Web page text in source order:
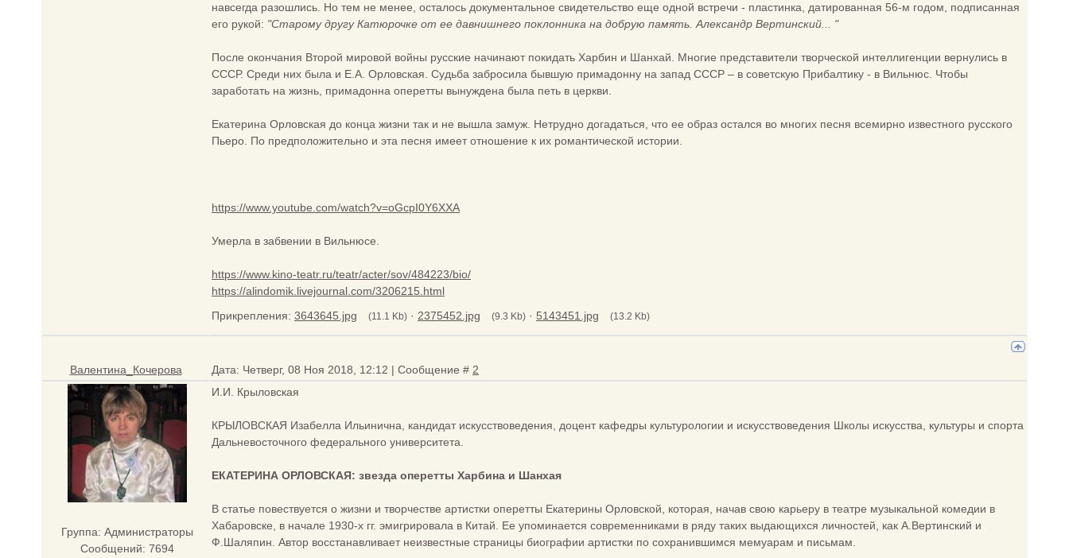
навсегда разошлись. Но тем не менее, осталось документальное свидетельство еще одной встречи - пластинка, датированная 56-м годом, подписанная
его рукой: "Старому другу Катюрочке от ее давнишнего поклонника на добрую память. Александр Вертинский... "
После окончания Второй мировой войны русские начинают покидать Харбин и Шанхай. Многие представители творческой интеллигенции вернулись в
СССР. Среди них была и Е.А. Орловская. Судьба забросила бывшую примадонну на запад СССР – в советскую Прибалтику - в Вильнюс. Чтобы
заработать на жизнь, примадонна оперетты вынуждена была петь в церкви.
Екатерина Орловская до конца жизни так и не вышла замуж. Нетрудно догадаться, что ее образ остался во многих песня всемирно известного русского
Пьеро. По предположительно и эта песня имеет отношение к их романтической истории.
https://www.youtube.com/watch?v=oGcpI0Y6XXA
Умерла в забвении в Вильнюсе.
https://www.kino-teatr.ru/teatr/acter/sov/484223/bio/
https://alindomik.livejournal.com/3206215.html
Прикрепления: 3643645.jpg (11.1 Kb) · 2375452.jpg (9.3 Kb) · 5143451.jpg (13.2 Kb)
Валентина_Кочерова Дата: Четверг, 08 Ноя 2018, 12:12 | Сообщение # 2
Группа: Администраторы
Сообщений: 7694
И.И. Крыловская
КРЫЛОВСКАЯ Изабелла Ильинична, кандидат искусствоведения, доцент кафедры культурологии и искусствоведения Школы искусства, культуры и спорта
Дальневосточного федерального университета.
ЕКАТЕРИНА ОРЛОВСКАЯ: звезда оперетты Харбина и Шанхая
В статье повествуется о жизни и творчестве артистки оперетты Екатерины Орловской, которая, начав свою карьеру в театре музыкальной комедии в
Хабаровске, в начале 1930-х гг. эмигрировала в Китай. Ее упоминается современниками в ряду таких выдающихся личностей, как А.Вертинский и
Ф.Шаляпин. Автор восстанавливает неизвестные страницы биографии артистки по сохранившимся мемуарам и письмам.